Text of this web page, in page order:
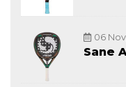
06
Sane